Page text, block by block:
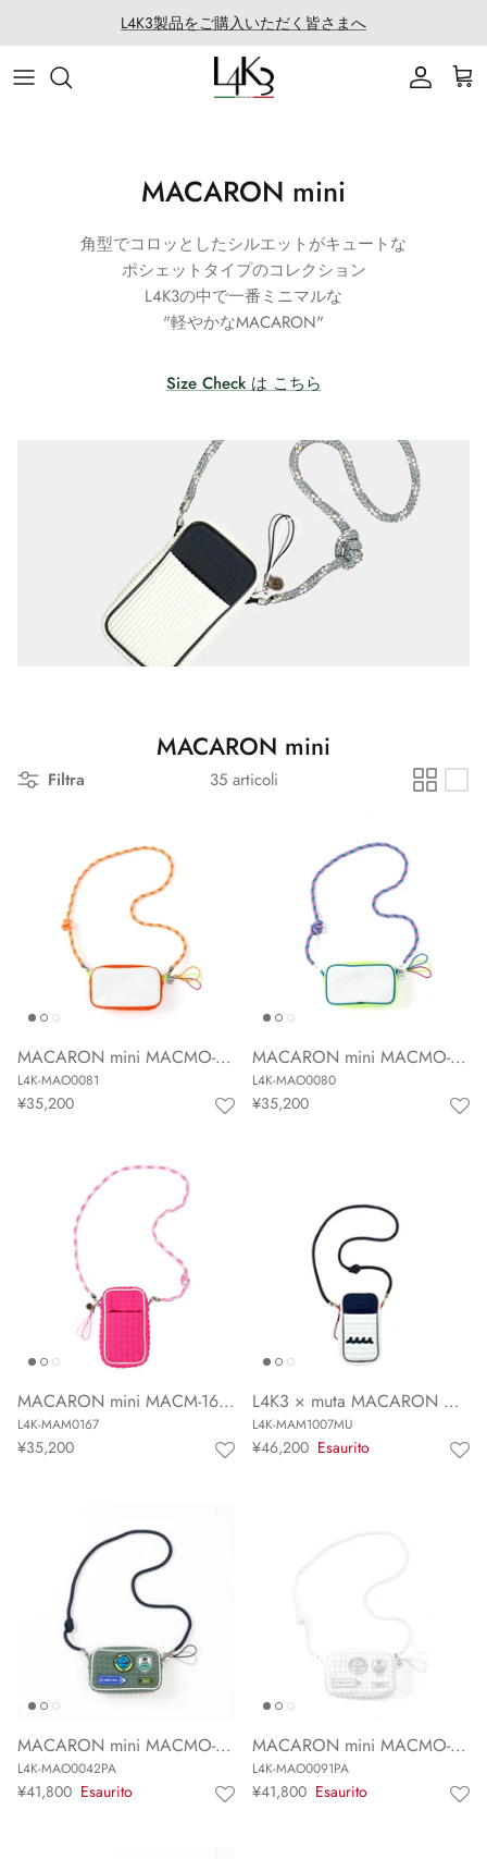
contenuto
L4K3製品をご購入いただく皆さまへ
ITEM
APPAREL
COLLABORATION
STORY
COATING SERVICE
MACARON series
CLEAT TOTE series
BOSTON series
BACK PACK series
About LABORATORIO
MACARON mini
角型でコロッとしたシルエットがキュートな
ポシェットタイプのコレクション
L4K3の中で一番ミニマルな
"軽やかなMACARON"
Size Check は こちら
MACARON mini
Filtra 35 articoli
MACARON mini MACMO-81JP
L4K-MAO0081
¥35,200
MACARON mini MACMO-80JP
L4K-MAO0080
¥35,200
MACARON mini MACM-167JP
L4K-MAM0167
¥35,200
L4K3 × muta MACARON mini MAM-1007MU
L4K-MAM1007MU
¥46,200 Esaurito
MACARON mini MACMO-42P
L4K-MAO0042PA
¥41,800 Esaurito
MACARON mini MACMO-91P
L4K-MAO0091PA
¥41,800 Esaurito